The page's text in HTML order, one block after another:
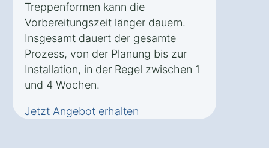
Treppenformen kann die
Vorbereitungszeit länger dauern.
Insgesamt dauert der gesamte
Prozess, von der Planung bis zur
Installation, in der Regel zwischen 1
und 4 Wochen.
Jetzt Angebot erhalten